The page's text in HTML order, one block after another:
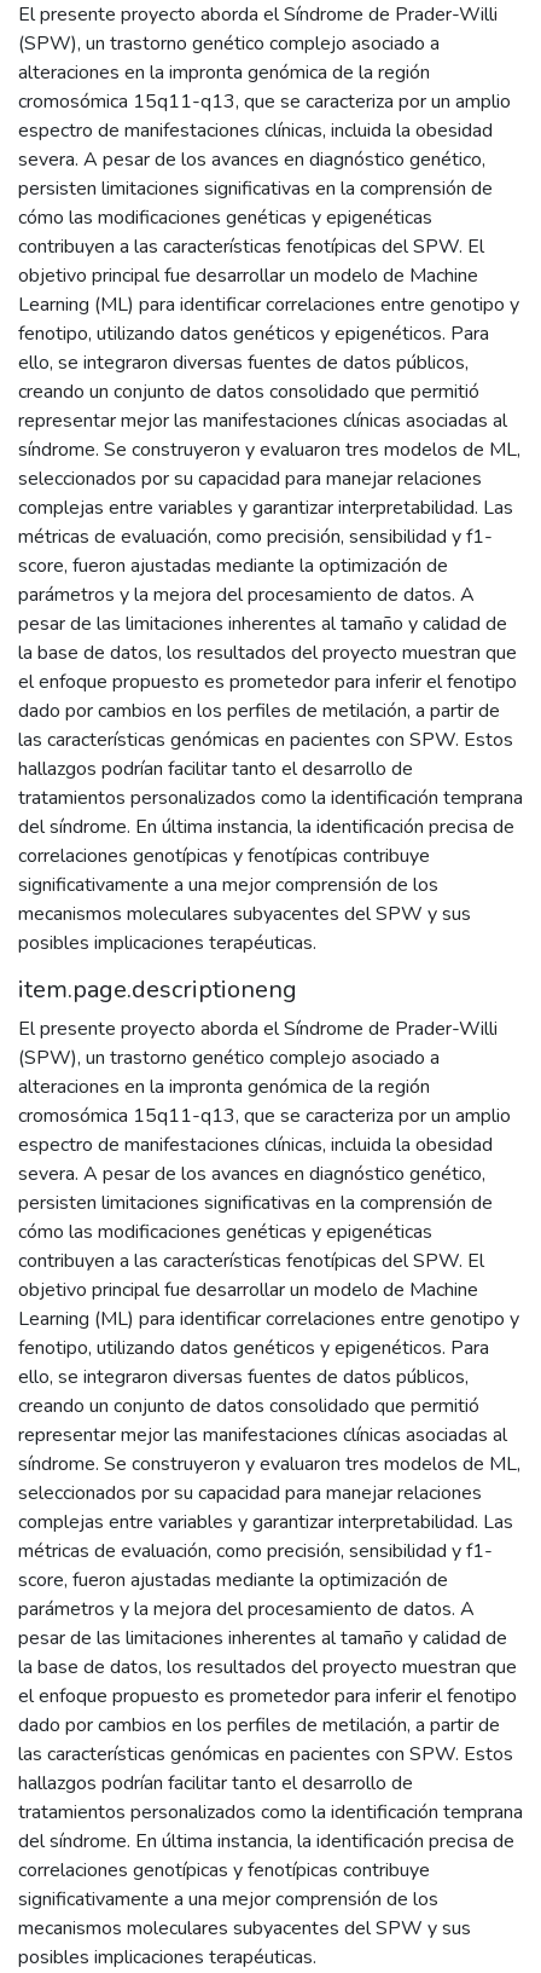
El presente proyecto aborda el Síndrome de Prader-Willi
(SPW), un trastorno genético complejo asociado a
alteraciones en la impronta genómica de la región
cromosómica 15q11-q13, que se caracteriza por un amplio
espectro de manifestaciones clínicas, incluida la obesidad
severa. A pesar de los avances en diagnóstico genético,
persisten limitaciones significativas en la comprensión de
cómo las modificaciones genéticas y epigenéticas
contribuyen a las características fenotípicas del SPW. El
objetivo principal fue desarrollar un modelo de Machine
Learning (ML) para identificar correlaciones entre genotipo y
fenotipo, utilizando datos genéticos y epigenéticos. Para
ello, se integraron diversas fuentes de datos públicos,
creando un conjunto de datos consolidado que permitió
representar mejor las manifestaciones clínicas asociadas al
síndrome. Se construyeron y evaluaron tres modelos de ML,
seleccionados por su capacidad para manejar relaciones
complejas entre variables y garantizar interpretabilidad. Las
métricas de evaluación, como precisión, sensibilidad y f1-
score, fueron ajustadas mediante la optimización de
parámetros y la mejora del procesamiento de datos. A
pesar de las limitaciones inherentes al tamaño y calidad de
la base de datos, los resultados del proyecto muestran que
el enfoque propuesto es prometedor para inferir el fenotipo
dado por cambios en los perfiles de metilación, a partir de
las características genómicas en pacientes con SPW. Estos
hallazgos podrían facilitar tanto el desarrollo de
tratamientos personalizados como la identificación temprana
del síndrome. En última instancia, la identificación precisa de
correlaciones genotípicas y fenotípicas contribuye
significativamente a una mejor comprensión de los
mecanismos moleculares subyacentes del SPW y sus
posibles implicaciones terapéuticas.
item.page.descriptioneng
El presente proyecto aborda el Síndrome de Prader-Willi
(SPW), un trastorno genético complejo asociado a
alteraciones en la impronta genómica de la región
cromosómica 15q11-q13, que se caracteriza por un amplio
espectro de manifestaciones clínicas, incluida la obesidad
severa. A pesar de los avances en diagnóstico genético,
persisten limitaciones significativas en la comprensión de
cómo las modificaciones genéticas y epigenéticas
contribuyen a las características fenotípicas del SPW. El
objetivo principal fue desarrollar un modelo de Machine
Learning (ML) para identificar correlaciones entre genotipo y
fenotipo, utilizando datos genéticos y epigenéticos. Para
ello, se integraron diversas fuentes de datos públicos,
creando un conjunto de datos consolidado que permitió
representar mejor las manifestaciones clínicas asociadas al
síndrome. Se construyeron y evaluaron tres modelos de ML,
seleccionados por su capacidad para manejar relaciones
complejas entre variables y garantizar interpretabilidad. Las
métricas de evaluación, como precisión, sensibilidad y f1-
score, fueron ajustadas mediante la optimización de
parámetros y la mejora del procesamiento de datos. A
pesar de las limitaciones inherentes al tamaño y calidad de
la base de datos, los resultados del proyecto muestran que
el enfoque propuesto es prometedor para inferir el fenotipo
dado por cambios en los perfiles de metilación, a partir de
las características genómicas en pacientes con SPW. Estos
hallazgos podrían facilitar tanto el desarrollo de
tratamientos personalizados como la identificación temprana
del síndrome. En última instancia, la identificación precisa de
correlaciones genotípicas y fenotípicas contribuye
significativamente a una mejor comprensión de los
mecanismos moleculares subyacentes del SPW y sus
posibles implicaciones terapéuticas.